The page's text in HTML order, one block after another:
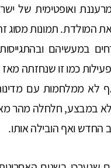
ואופטימית של
המולדת. תמונות מסוג
במעשיהם
לא ממלחמות עם
במבצע, חלחלה מהר
החדש ואף הובילה אותו.